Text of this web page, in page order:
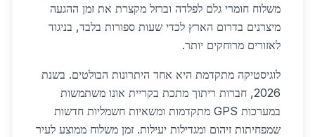
משלוח חומרי גלם לפלדה וברזל מקצרת את זמן ההגעה
מיצרנים בדרום הארץ לכדי שעות ספורות בלבד, בניגוד
לאזורים מרוחקים יותר.
לוגיסטיקה מתקדמת היא אחד היתרונות הבולטים. בשנת
2026, חברות ריתוך מתכת בקריית אונו משתמשות
במערכות GPS מתקדמות ומשאיות חשמליות חדשות
שמפחיתות זיהום ומגדילות יעילות. זמן משלוח ממוצע לעיר